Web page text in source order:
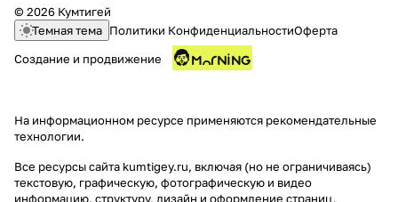
© 2026 Кумтигей
Темная тема Политики КонфиденциальностиОферта
Создание и продвижение
На информационном ресурсе применяются рекомендательные
технологии.
Все ресурсы сайта kumtigey.ru, включая (но не ограничиваясь)
текстовую, графическую, фотографическую и видео
информацию, структуру, дизайн и оформление страниц,